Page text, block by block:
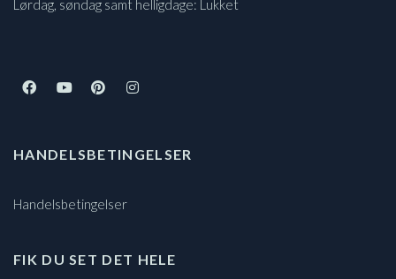
Lørdag, søndag samt helligdage: Lukket
HANDELSBETINGELSER
Handelsbetingelser
FIK DU SET DET HELE